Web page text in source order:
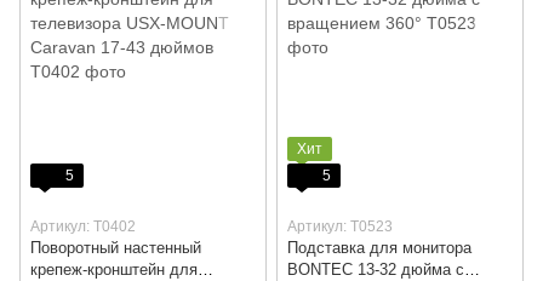
5
Артикул: T0402
Поворотный настенный
крепеж-кронштейн для
Хит
5
Артикул: T0523
Подставка для монитора
BONTEC 13-32 дюйма с